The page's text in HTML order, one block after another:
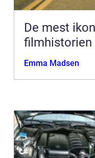
De mest
filmhistorien
Emma Madsen